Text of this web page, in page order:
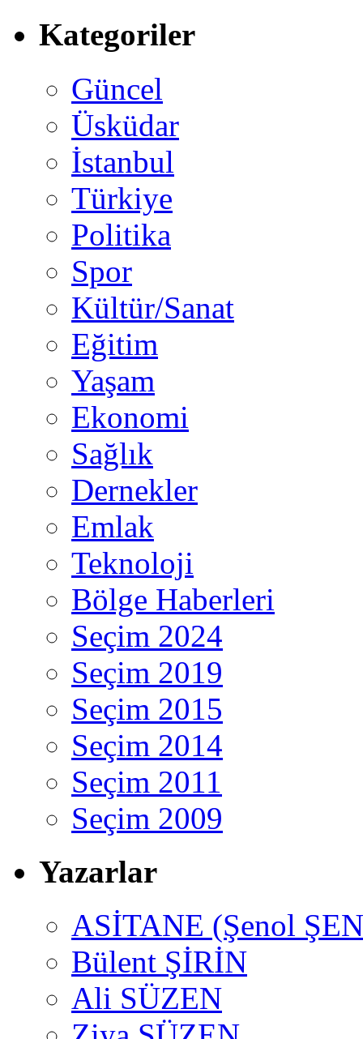
Kategoriler
Güncel
Üsküdar
İstanbul
Türkiye
Politika
Spor
Kültür/Sanat
Eğitim
Yaşam
Ekonomi
Sağlık
Dernekler
Emlak
Teknoloji
Bölge Haberleri
Seçim 2024
Seçim 2019
Seçim 2015
Seçim 2014
Seçim 2011
Seçim 2009
Yazarlar
ASİTANE (Şenol
Bülent ŞİRİN
Ali SÜZEN